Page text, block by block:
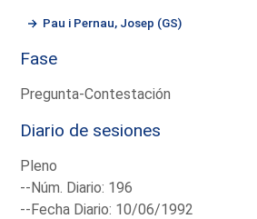
Pau i Pernau, Josep (GS)
Fase
Pregunta-Contestación
Diario de sesiones
Pleno
--Núm. Diario: 196
--Fecha Diario: 10/06/1992